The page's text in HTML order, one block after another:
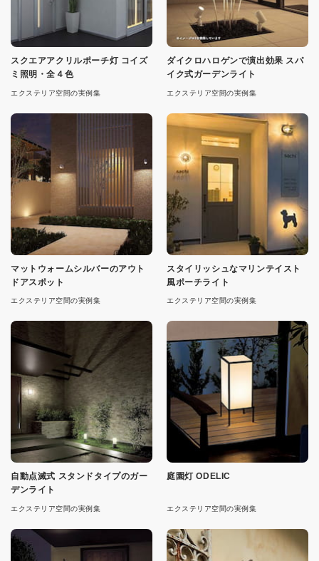
スクエアアクリルポーチ灯 コイズ
ミ照明・全４色
エクステリア空間の実例集
ダイクロハロゲンで演出効果 スパ
イク式ガーデンライト
エクステリア空間の実例集
マットウォームシルバーのアウト
ドアスポット
エクステリア空間の実例集
スタイリッシュなマリンテイスト
風ポーチライト
エクステリア空間の実例集
自動点滅式 スタンドタイプのガー
デンライト
エクステリア空間の実例集
庭園灯 ODELIC
エクステリア空間の実例集